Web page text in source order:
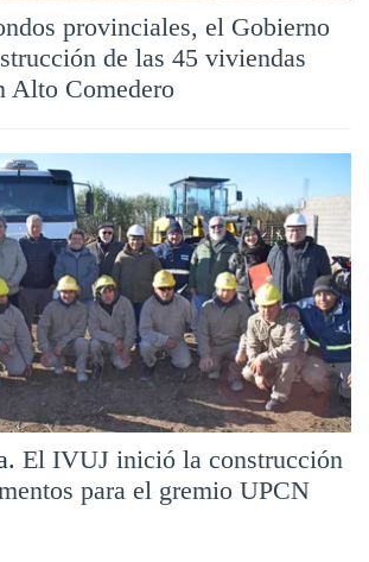
provinciales, el Gobierno
de las 45 viviendas
Alto Comedero
El IVUJ inició la construcción
para el gremio UPCN